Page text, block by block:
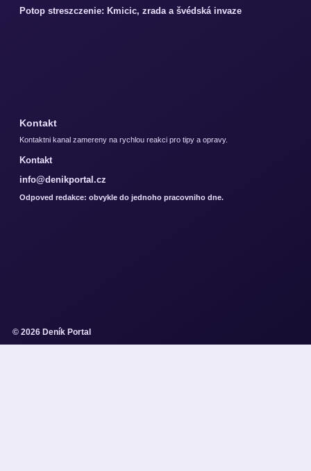
Potop streszczenie: Kmicic, zrada a švédská invaze
Kontakt
Kontaktni kanal zamereny na rychlou reakci pro tipy a opravy.
Kontakt
info@denikportal.cz
Odpoved redakce: obvykle do jednoho pracovniho dne.
© 2026 Deník Portal